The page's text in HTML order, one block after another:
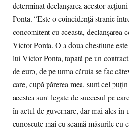
determinat declanşarea acestor
Ponta. “Este o coincidenţă stranie
concomitent cu aceasta, declanşarea
Victor Ponta. O a doua chestiune
lui Victor Ponta, tapată pe un
de euro, de pe urma căruia se fac
care, după părerea mea, sunt cel
acestea sunt legate de succesul pe
în actul de guvernare, dar mai ales în
cunoscute mai cu seamă măsurile cu